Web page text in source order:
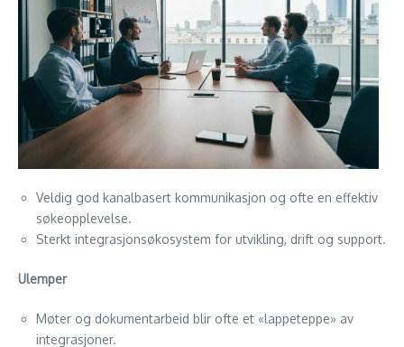
Veldig god kanalbasert kommunikasjon og ofte en effektiv
søkeopplevelse.
Sterkt integrasjonsøkosystem for utvikling, drift og support.
Ulemper
Møter og dokumentarbeid blir ofte et «lappeteppe» av
integrasjoner.